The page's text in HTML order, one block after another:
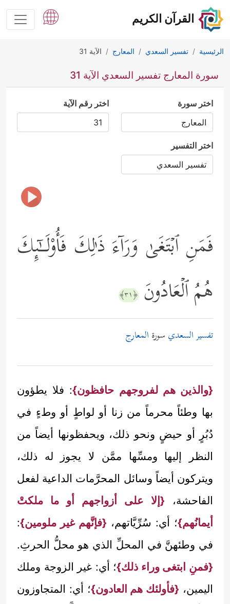
القرآن الكريم
الرئيسية تفسير السعدي المعارج الآية 31
سورة المعارج تفسير السعدي الآية 31
اختر سورة اختر رقم الآية
اختر التفسير
فَمَنِ ٱبۡتَغَىٰ وَرَاۤءَ ذَ ٰ⁠لِكَ فَأُوْلَــٰۤىِٕكَ
هُمُ ٱلۡعَادُونَ ﴿٣١﴾
تفسير السعدي سورة المعارج
{والذين هم لفروجهم حافظون}: فلا يطؤون
بها وطئاً محرماً من زنا أو لواطٍ أو وطءٍ في
دُبُرٍ أو حيضٍ ونحو ذلك، ويحفظونها أيضاً من
النظر إليها ومسِّها ممَّن لا يجوز له ذلك،
ويتركون أيضاً وسائل المحرَّمات الداعية لفعل
الفاحشة، {إلا على أزواجهم أو ما ملكتْ
أيمانُهم}؛ أي: سُرِّيَّاتهم، {فإنَّهم غير ملومين}:
في وطئهنَّ في المحلِّ الذي هو محلُّ الحرثِ.
{فمنِ ابتغى وراء ذلك}؛ أي: غير الزوجة وملك
اليمين، {فأولئك هم العادون}؛ أي: المتجاوزون